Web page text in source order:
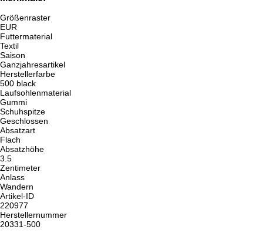
Größenraster
EUR
Futtermaterial
Textil
Saison
Ganzjahresartikel
Herstellerfarbe
500 black
Laufsohlenmaterial
Gummi
Schuhspitze
Geschlossen
Absatzart
Flach
Absatzhöhe
3.5
Zentimeter
Anlass
Wandern
Artikel-ID
220977
Herstellernummer
20331-500